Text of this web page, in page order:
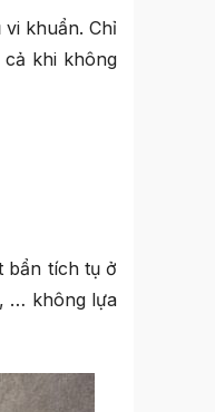
khuẩn. Chỉ
khi không
bẩn tích tụ ở
… không lựa